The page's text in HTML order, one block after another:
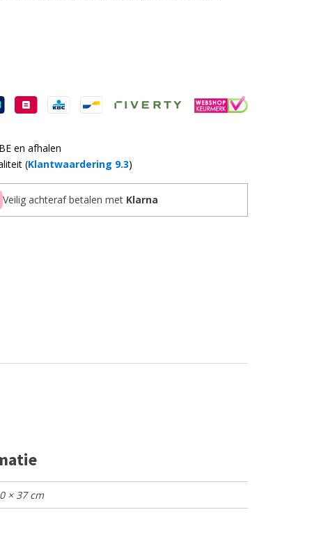
en afhalen
(Klantwaardering 9.3)
Veilig achteraf betalen met Klarna
× 37 cm